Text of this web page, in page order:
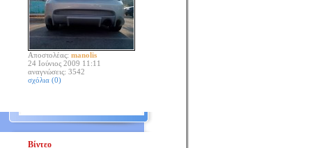
Αποστολέας: manolis
24 Ιούνιος 2009 11:11
αναγνώσεις: 3542
σχόλια (0)
Βίντεο